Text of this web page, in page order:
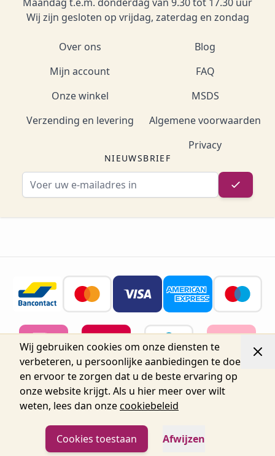
Wij gebruiken cookies om onze diensten te
verbeteren, u persoonlijke aanbiedingen te doen
en ervoor te zorgen dat u de beste ervaring op
onze website krijgt. Als u hier meer over wilt
weten, lees dan onzecookiebeleid
Cookies toestaan Afwijzen
Wij zijn gesloten op vrijdag, zaterdag en zondag
Over ons
Mijn account
Onze winkel
Verzending en levering
Blog
FAQ
MSDS
Algemene voorwaarden
Privacy
NIEUWSBRIEF
© 2026 Belgium Oro Nails.Nijverheidsstraat 72, Unit 15,
2160 Wommelgem, België tel.+32 3 225 04 04
info@oronails.be BTW: BE0471151071